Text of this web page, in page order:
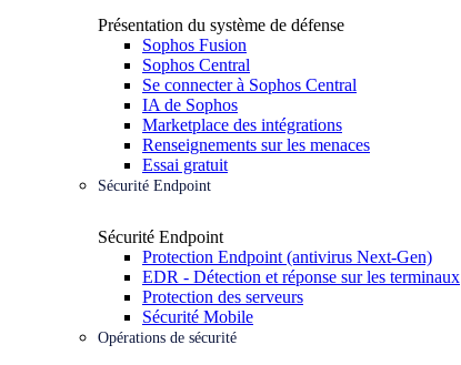
Présentation du système de défense
Sophos Fusion
Sophos Central
Se connecter à Sophos Central
IA de Sophos
Marketplace des intégrations
Renseignements sur les menaces
Essai gratuit
Sécurité Endpoint
Sécurité Endpoint
Protection Endpoint (antivirus Next-Gen)
EDR - Détection et réponse sur les terminaux
Protection des serveurs
Sécurité Mobile
Opérations de sécurité